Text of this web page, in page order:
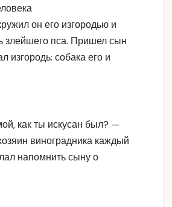
он его изгородью и
злейшего пса. Пришел сын
изгородь: собака его и
как ты искусан был? —
виноградника каждый
напомнить сыну о